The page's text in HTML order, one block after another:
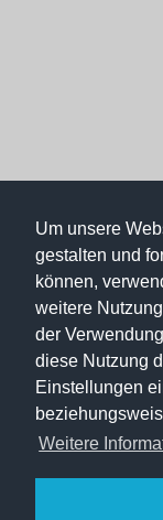
Um unsere
gestalten und
können,
weitere
der
diese Nutzung
Einstellungen
Weitere